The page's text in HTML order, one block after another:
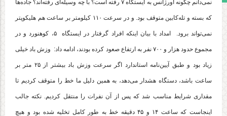
نمی‌دانم چگونه اورژانس به ایستگاه ۷ رفته است؟ با چه وسیله‌ای رفته‌اند؟ جاده‌ها
که بسته و تله‌کابین متوقف بود. و در سرعت ۱۱۰ کیلومتر بر ساعت هم هلیکوپتر
نمی‌تواند برود. امداد با بیان اینکه افراد گرفتار در ایستگاه ۵، کوهنورد و در
مجموع حدود هزار و ۷۰۰ نفر به ارتفاع صعود کرده‌ بودند، ادامه داد: وزش باد خیلی
زیاد بود و طبق آیین‌نامه استاندارد اگر سرعت وزش باد بیشتر از ۲۵ متر بر
ساعت باشد، دستگاه هشدار می‌دهد، به همین دلیل ما خط را متوقف کردیم تا
مقداری شرایط مناسب شد که پس از آن نفرات را منتقل کردیم. نکته جالب
اینجاست که ساعت ۱۴ و ۴۵ دقیقه خط به طور کامل تخلیه شده بود و هیچ